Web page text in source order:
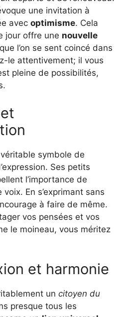
une invitation à
avec optimisme. Cela
jour offre une nouvelle
l’on se sent coincé dans
le attentivement; il vous
pleine de possibilités,
symbole de
Ses petits
l’importance de
En s’exprimant sans
à faire de même.
vos pensées et vos
le moineau, vous méritez
et harmonie
un citoyen du
presque tous les